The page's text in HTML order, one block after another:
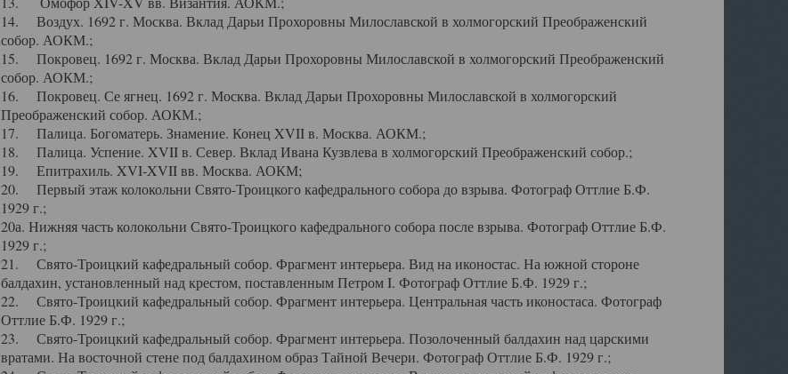
14. Воздух. 1692 г. Москва. Вклад Дарьи Прохоровны Милославской в холмогорский Преображенский
собор. АОКМ.;
15. Покровец. 1692 г. Москва. Вклад Дарьи Прохоровны Милославской в холмогорский Преображенский
собор. АОКМ.;
16. Покровец. Се ягнец. 1692 г. Москва. Вклад Дарьи Прохоровны Милославской в холмогорский
Преображенский собор. АОКМ.;
17. Палица. Богоматерь. Знамение. Конец XVII в. Москва. АОКМ.;
18. Палица. Успение. XVII в. Север. Вклад Ивана Кузвлева в холмогорский Преображенский собор.;
19. Епитрахиль. XVI-XVII вв. Москва. АОКМ;
20. Первый этаж колокольни Свято-Троицкого кафедрального собора до взрыва. Фотограф Оттлие Б.Ф.
1929 г.;
20а. Нижняя часть колокольни Свято-Троицкого кафедрального собора после взрыва. Фотограф Оттлие Б.Ф.
1929 г.;
21. Свято-Троицкий кафедральный собор. Фрагмент интерьера. Вид на иконостас. На южной стороне
балдахин, установленный над крестом, поставленным Петром I. Фотограф Оттлие Б.Ф. 1929 г.;
22. Свято-Троицкий кафедральный собор. Фрагмент интерьера. Центральная часть иконостаса. Фотограф
Оттлие Б.Ф. 1929 г.;
23. Свято-Троицкий кафедральный собор. Фрагмент интерьера. Позолоченный балдахин над царскими
вратами. На восточной стене под балдахином образ Тайной Вечери. Фотограф Оттлие Б.Ф. 1929 г.;